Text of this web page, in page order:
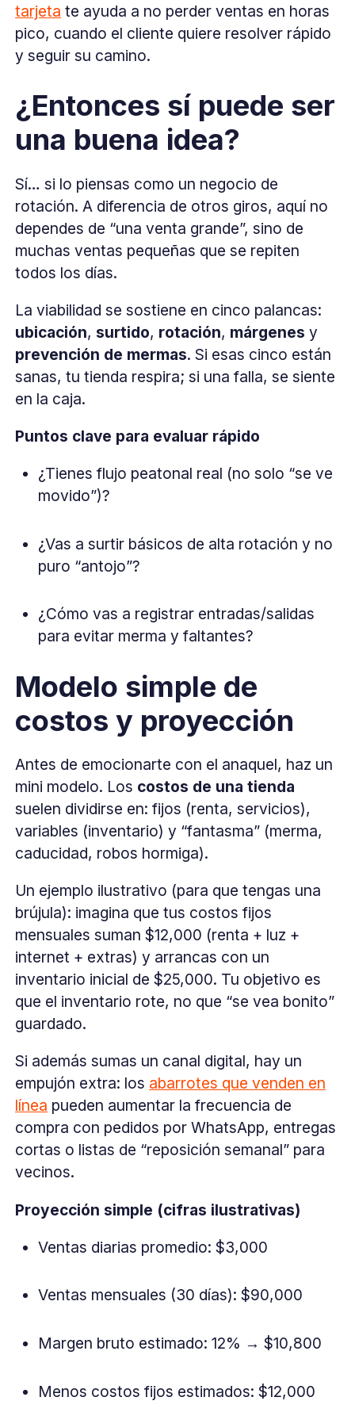
tarjeta te ayuda a no perder ventas en horas
pico, cuando el cliente quiere resolver rápido
y seguir su camino.
¿Entonces sí puede ser
una buena idea?
Sí… si lo piensas como un negocio de
rotación. A diferencia de otros giros, aquí no
dependes de “una venta grande”, sino de
muchas ventas pequeñas que se repiten
todos los días.
La viabilidad se sostiene en cinco palancas:
ubicación, surtido, rotación, márgenes y
prevención de mermas. Si esas cinco están
sanas, tu tienda respira; si una falla, se siente
en la caja.
Puntos clave para evaluar rápido
¿Tienes flujo peatonal real (no solo “se ve
movido”)?
¿Vas a surtir básicos de alta rotación y no
puro “antojo”?
¿Cómo vas a registrar entradas/salidas
para evitar merma y faltantes?
Modelo simple de
costos y proyección
Antes de emocionarte con el anaquel, haz un
mini modelo. Los costos de una tienda
suelen dividirse en: fijos (renta, servicios),
variables (inventario) y “fantasma” (merma,
caducidad, robos hormiga).
Un ejemplo ilustrativo (para que tengas una
brújula): imagina que tus costos fijos
mensuales suman $12,000 (renta + luz +
internet + extras) y arrancas con un
inventario inicial de $25,000. Tu objetivo es
que el inventario rote, no que “se vea bonito”
guardado.
Si además sumas un canal digital, hay un
empujón extra: los abarrotes que venden en
línea pueden aumentar la frecuencia de
compra con pedidos por WhatsApp, entregas
cortas o listas de “reposición semanal” para
vecinos.
Proyección simple (cifras ilustrativas)
Ventas diarias promedio: $3,000
Ventas mensuales (30 días): $90,000
Margen bruto estimado: 12% → $10,800
Menos costos fijos estimados: $12,000